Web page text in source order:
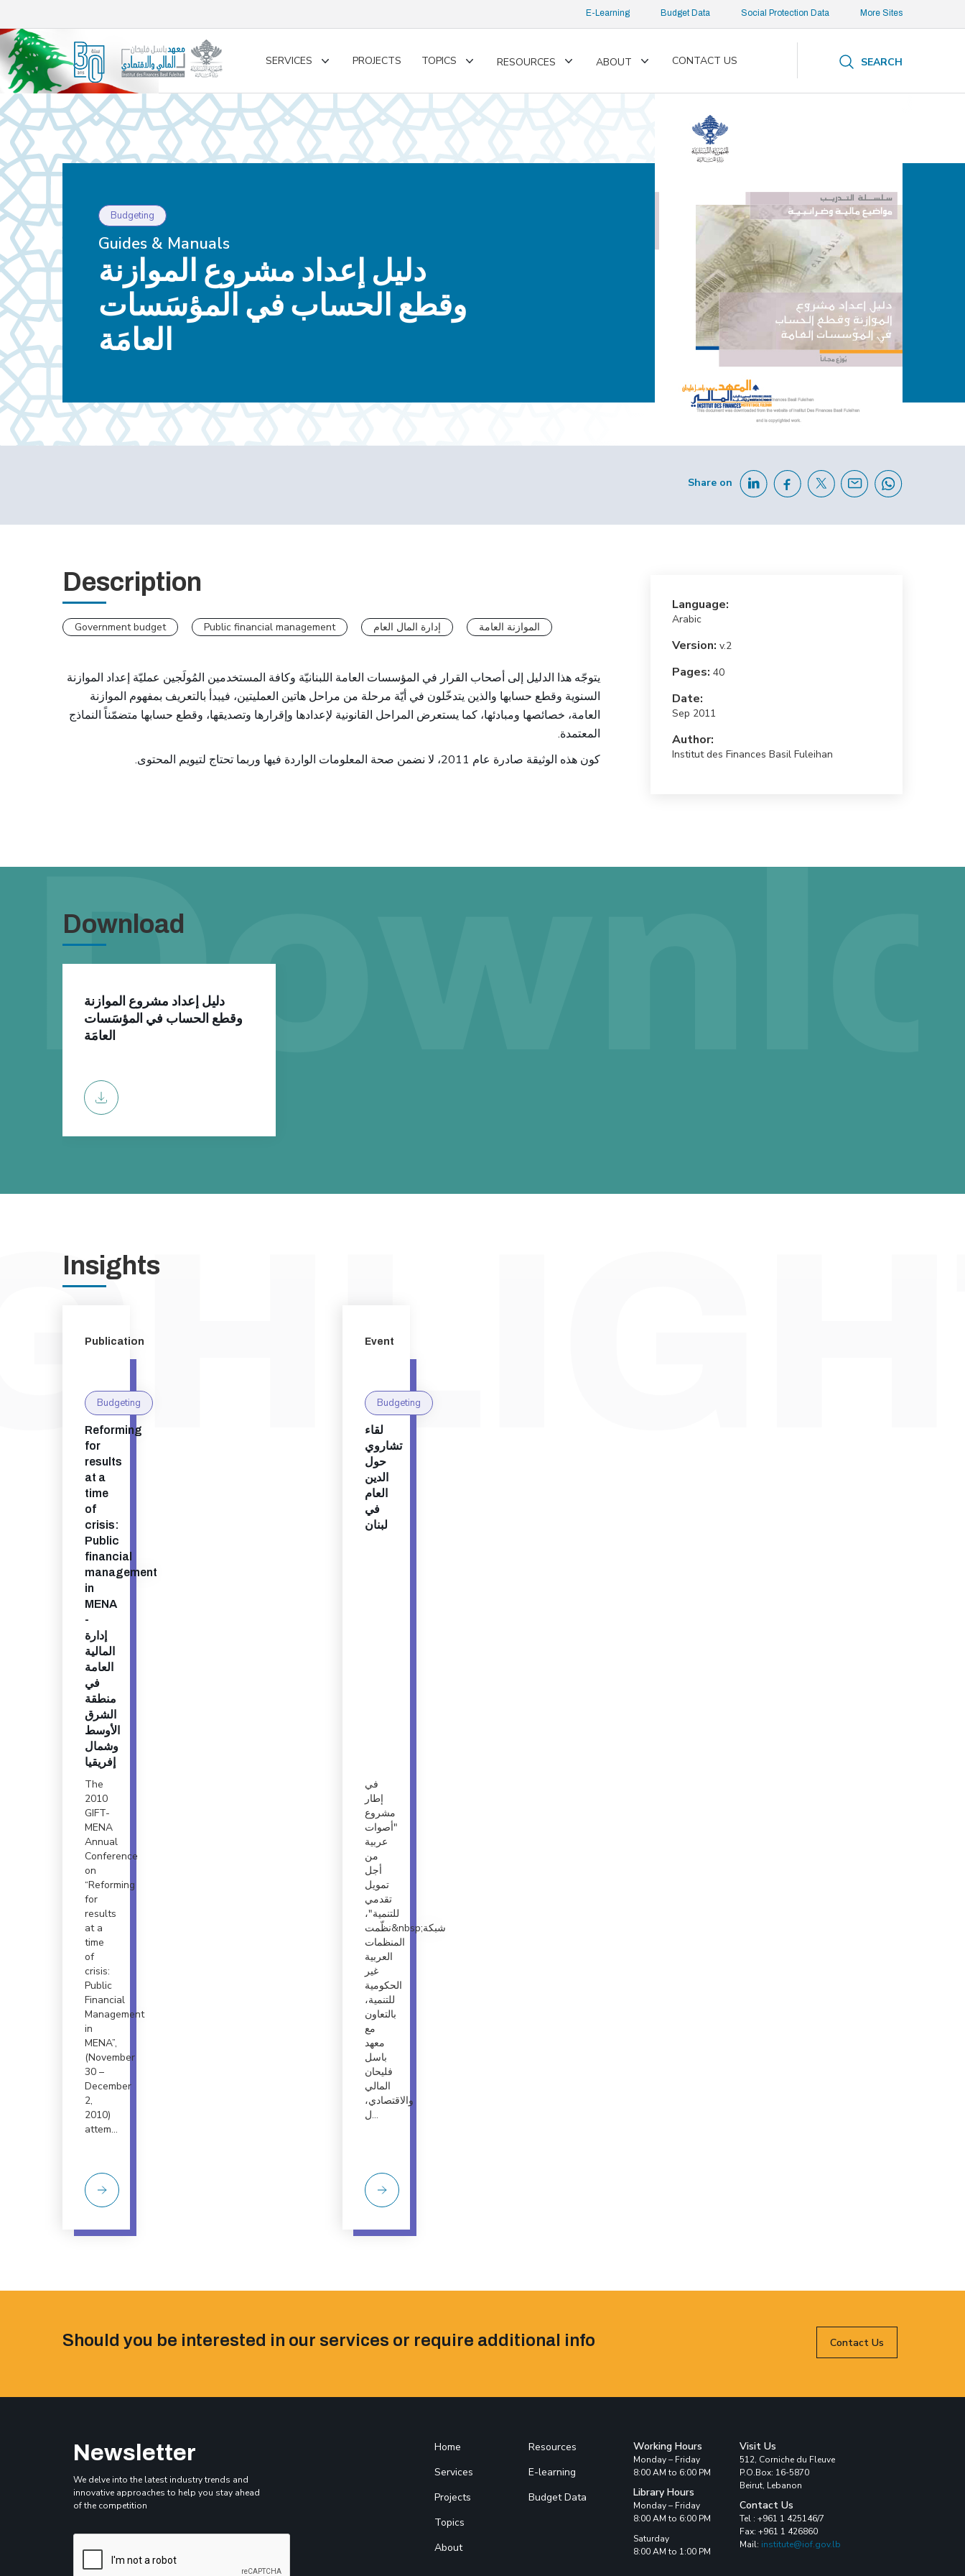
E-Learning Budget Data Social Protection Data More Sites
SERVICES
Toggle
PROJECTS TOPICS
ToggleRESOURCES
ToggleABOUT
Toggle
CONTACT US SEARCH
Budgeting
Guides & Manuals
دليل إعداد مشروع الموازنة
وقطع الحساب في المؤسَسات
العامَة
Share on
Description
Government budget Public financial management إدارة المال العام الموازنة العامة
يتوجّه هذا الدليل إلى أصحاب القرار في المؤسسات العامة اللبنانيّة وكافة المستخدمين المُولَجين عمليّة إعداد الموازنة
السنوية وقطع حسابها والذين يتدخّلون في أيّة مرحلة من مراحل هاتين العمليتين، فيبدأ بالتعريف بمفهوم الموازنة
العامة، خصائصها ومبادئها، كما يستعرض المراحل القانونية لإعدادها وإقرارها وتصديقها، وقطع حسابها متضمّناً النماذج
المعتمدة.
كون هذه الوثيقة صادرة عام 2011، لا نضمن صحة المعلومات الواردة فيها وربما تحتاج لتيويم المحتوى
.
Language:
Arabic
Version: v.2
Pages: 40
Date:
Sep 2011
Author:
Institut des Finances Basil Fuleihan
Download
دليل إعداد مشروع الموازنة
وقطع الحساب في المؤسَسات
العامَة
Insights
Publication
Budgeting
Reforming
for
results
at a
time
of
crisis:
Public
financial
management
in
MENA
-
إدارة
المالية
العامة
في
منطقة
الشرق
الأوسط
وشمال
إفريقيا
The
2010
GIFT-
MENA
Annual
Conference
on
“Reforming
for
results
at a
time
of
crisis:
Public
Financial
Management
in
MENA”,
(November
30 –
December
2,
2010)
attem...
Event
Budgeting
لقاء
تشاروي
حول
الدين
العام
في
لبنان
في
إطار
مشروع
"أصوات
عربية
من
أجل
تمويل
تقدمي
للتنمية"،
نظّمت&nbsp;شبكة
المنظمات
العربية
غير
الحكومية
للتنمية،
بالتعاون
مع
معهد
باسل
فليحان
المالي
والاقتصادي،
ل...
Should you be interested in our services or require additional info Contact Us
Newsletter
We delve into the latest industry trends and
innovative approaches to help you stay ahead
of the competition
Home
Services
Projects
Topics
About
Resources
E-learning
Budget Data
Working Hours
Monday – Friday
8:00 AM to 6:00 PM
Library Hours
Monday – Friday
8:00 AM to 6:00 PM
Saturday
8:00 AM to 1:00 PM
Visit Us
512, Corniche du Fleuve
P.O.Box: 16-5870
Beirut, Lebanon
Contact Us
Tel : +961 1 425146/7
Fax: +961 1 426860
Mail: institute@iof.gov.lb